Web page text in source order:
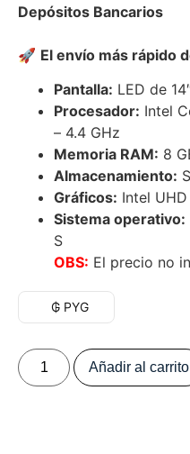
Depósitos Bancarios
🚀 El envío más rápido
Pantalla: LED de
Procesador: Intel
– 4.4 GHz
Memoria RAM: 8
Almacenamiento:
Gráficos: Intel
Sistema operativo:
S
OBS: El precio no
₲ PYG
Añadir al carrito